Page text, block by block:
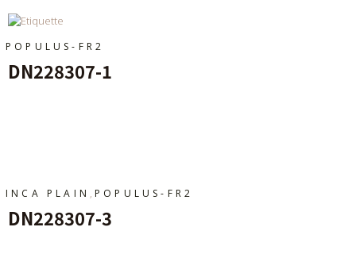
POPULUS-FR2
DN228307-1
INCA PLAIN , POPULUS-FR2
DN228307-3